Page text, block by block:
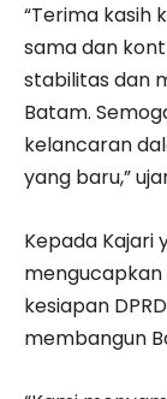
“Terima kasih
sama dan
stabilitas dan
Batam.
kelancaran
yang baru,”
Kepada Kajari
kesiapan
membangun